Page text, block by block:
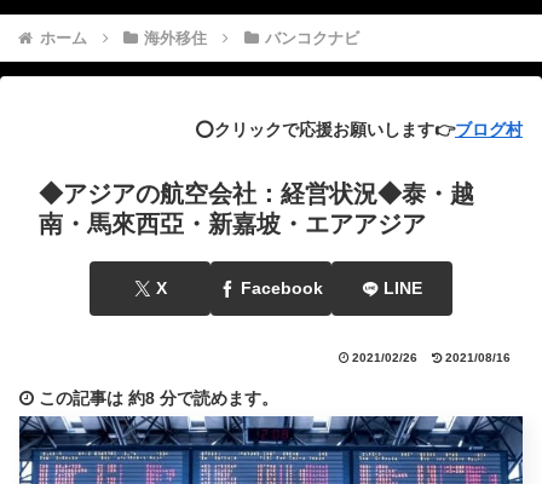
ホーム 海外移住 バンコクナビ
⭕️クリックで応援お願いします👉ブログ村
◆アジアの航空会社：経営状況◆泰・越
南・馬來西亞・新嘉坡・エアアジア
X Facebook LINE
2021/02/26 2021/08/16
この記事は 約8 分で読めます。